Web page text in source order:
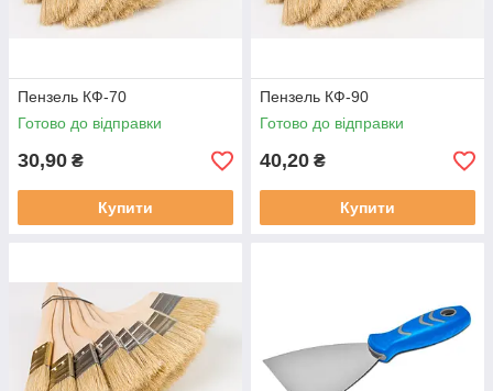
Пензель КФ-70
Готово до відправки
30,90 ₴
Купити
Пензель КФ-90
Готово до відправки
40,20 ₴
Купити